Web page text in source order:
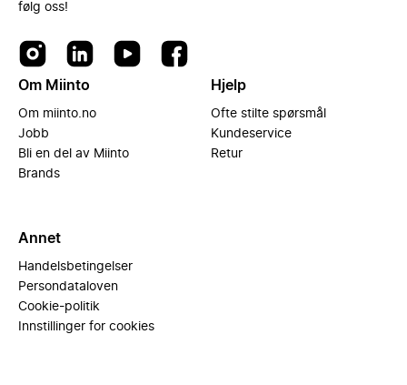
følg oss!
Om Miinto
Om miinto.no
Jobb
Bli en del av Miinto
Brands
Hjelp
Ofte stilte spørsmål
Kundeservice
Retur
Annet
Handelsbetingelser
Persondataloven
Cookie-politik
Innstillinger for cookies